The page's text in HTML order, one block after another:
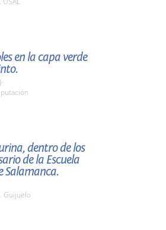
en la capa verde
dentro de los
de la Escuela
Salamanca.
Guijuelo